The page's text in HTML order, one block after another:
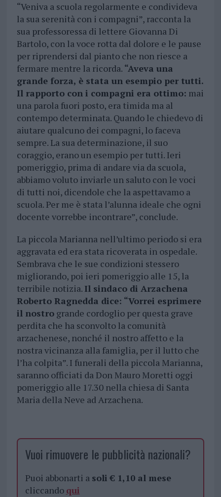
“Veniva a scuola regolarmente e condivideva
la sua serenità con i compagni”, racconta la
sua professoressa di lettere Giovanna Di
Bartolo, con la voce rotta dal dolore e le pause
per riprendersi dal pianto che non riesce a
fermare mentre la ricorda. “Aveva una
grande forza, è stata un esempio per tutti.
Il rapporto con i compagni era ottimo: mai
una parola fuori posto, era timida ma al
contempo determinata. Quando le chiedevo di
aiutare qualcuno dei compagni, lo faceva
sempre. La sua determinazione, il suo
coraggio, erano un esempio per tutti. Ieri
pomeriggio, prima di andare via da scuola,
abbiamo voluto inviarle un saluto con le voci
di tutti noi, dicendole che la aspettavamo a
scuola. Per me è stata l’alunna ideale che ogni
docente vorrebbe incontrare”, conclude.
La piccola Marianna nell’ultimo periodo si era
aggravata ed era stata ricoverata in ospedale.
Sembrava che le sue condizioni stessero
migliorando, poi ieri pomeriggio alle 15, la
terribile notizia. Il sindaco di Arzachena
Roberto Ragnedda dice: “Vorrei esprimere
il nostrogrande cordoglio per questa grave
perdita che ha sconvolto la comunità
arzachenese, nonché il nostro affetto e la
nostra vicinanza alla famiglia, per il lutto che
l’ha colpita”. I funerali della piccola Marianna,
saranno officiati da Don Mauro Moretti oggi
pomeriggio alle 17.30 nella chiesa di Santa
Maria della Neve ad Arzachena.
Vuoi rimuovere le pubblicità nazionali?
Puoi abbonarti a soli € 1,10 al mese
cliccando qui